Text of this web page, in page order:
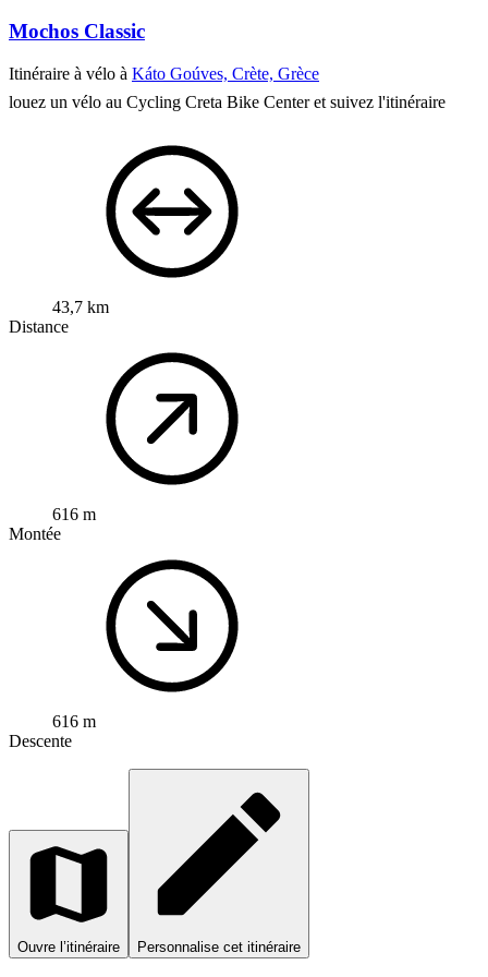
Mochos Classic
Itinéraire à vélo à Káto Goúves, Crète, Grèce
louez un vélo au Cycling Creta Bike Center et suivez l'itinéraire
43,7 km
Distance
616 m
Montée
616 m
Descente
Ouvre l’itinéraire Personnalise cet itinéraire